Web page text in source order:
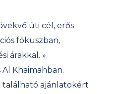
úti cél, erős
fókuszban,
árakkal. »
Khaimahban.
található ajánlatokért